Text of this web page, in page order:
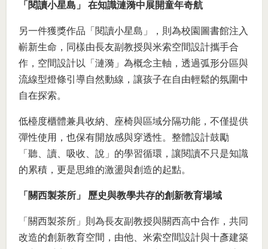
「閱讀小星島」 在知識漣漪中展開童年奇航
另一件獲獎作品「閱讀小星島」，則為校園圖書館注入
嶄新生命，同樣由長友副教授與米索空間設計攜手合
作，空間設計以「漣漪」為概念主軸，透過弧形分區與
流線型燈條引導自然動線，讓孩子在自由輕鬆的氛圍中
自在探索。
低檯度櫃體兼具收納、座椅與區域分隔功能，不僅提供
彈性使用，也保有開放感與穿透性。整體設計鼓勵
「聽、讀、吸收、說」的學習循環，讓閱讀不只是知識
的累積，更是思維的激盪與創造的起點。
「關西製茶所」 歷史與教學共存的創新教育場域
「關西製茶所」則為長友副教授與關西高中合作，共同
改造的創新教育空間，由他、米索空間設計與十彥建築